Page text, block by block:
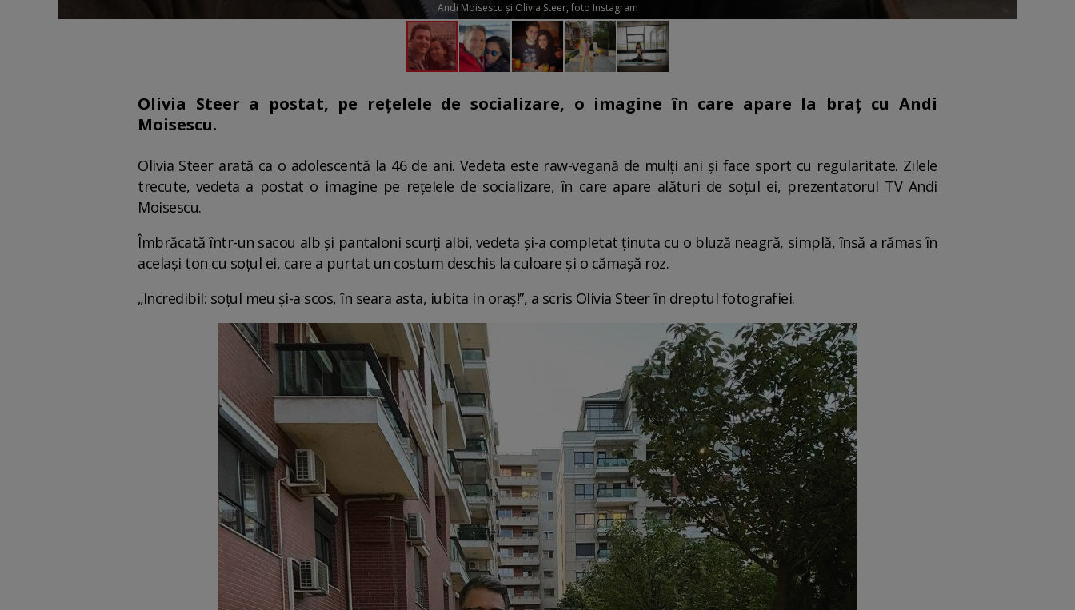
Andi Moisescu și Olivia Steer, foto Instagram
Olivia Steer a postat, pe rețelele de socializare, o imagine în care apare la braț cu Andi
Moisescu.
Olivia Steer arată ca o adolescentă la 46 de ani. Vedeta este raw-vegană de mulți ani și face sport cu regularitate. Zilele
trecute, vedeta a postat o imagine pe rețelele de socializare, în care apare alături de soțul ei, prezentatorul TV Andi
Moisescu.
Îmbrăcată într-un sacou alb și pantaloni scurți albi, vedeta și-a completat ținuta cu o bluză neagră, simplă, însă a rămas în
același ton cu soțul ei, care a purtat un costum deschis la culoare și o cămașă roz.
„Incredibil: soțul meu și-a scos, în seara asta, iubita in oraș!”, a scris Olivia Steer în dreptul fotografiei.